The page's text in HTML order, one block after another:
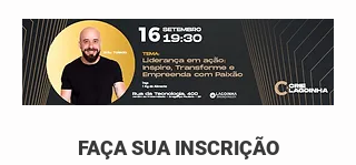
FAÇA SUA INSCRIÇÃO